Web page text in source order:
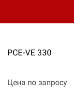
PCE-VE 330
Цена по запросу